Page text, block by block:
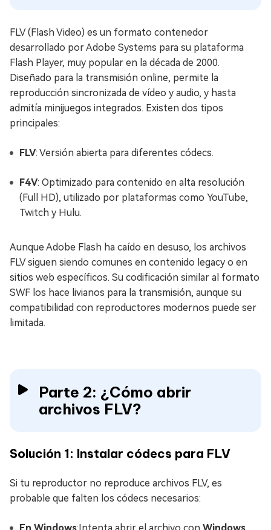
FLV (Flash Video) es un formato contenedor
desarrollado por Adobe Systems para su plataforma
Flash Player, muy popular en la década de 2000.
Diseñado para la transmisión online, permite la
reproducción sincronizada de vídeo y audio, y hasta
admitía minijuegos integrados. Existen dos tipos
principales:
FLV: Versión abierta para diferentes códecs.
F4V: Optimizado para contenido en alta resolución
(Full HD), utilizado por plataformas como YouTube,
Twitch y Hulu.
Aunque Adobe Flash ha caído en desuso, los archivos
FLV siguen siendo comunes en contenido legacy o en
sitios web específicos. Su codificación similar al formato
SWF los hace livianos para la transmisión, aunque su
compatibilidad con reproductores modernos puede ser
limitada.
Parte 2: ¿Cómo abrir
archivos FLV?
Solución 1: Instalar códecs para FLV
Si tu reproductor no reproduce archivos FLV, es
probable que falten los códecs necesarios: